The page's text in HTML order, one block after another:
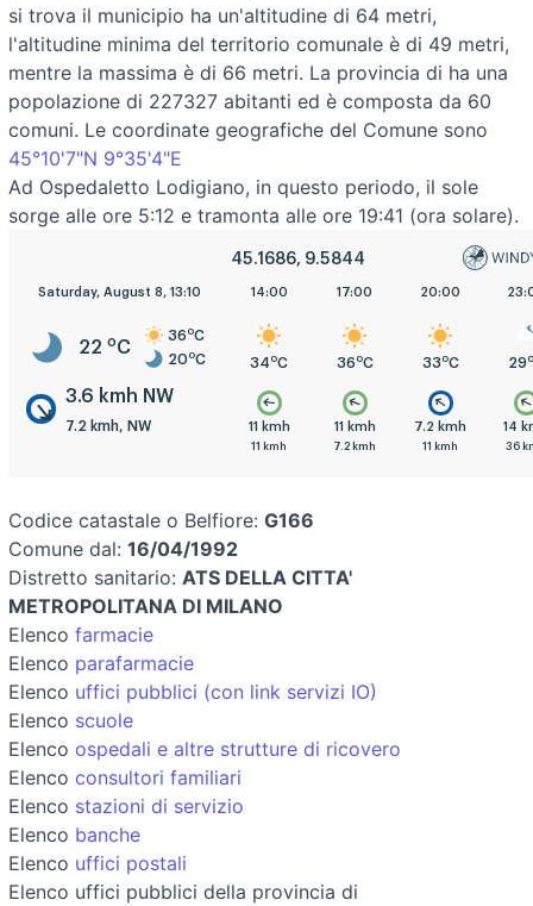
si trova il municipio ha un'altitudine di 64 metri,
l'altitudine minima del territorio comunale è di 49 metri,
mentre la massima è di 66 metri. La provincia di ha una
popolazione di 227327 abitanti ed è composta da 60
comuni. Le coordinate geografiche del Comune sono
45°10'7"N 9°35'4"E
Ad Ospedaletto Lodigiano, in questo periodo, il sole
sorge alle ore 5:12 e tramonta alle ore 19:41 (ora solare).
45.1686, 9.5844
Saturday, August 8, 13:10
22 oC
36 oC
20oC
3.6 kmh NW
7.2 kmh, NW
kmh
8:00
14 kmh
11:00
29oC
14:00
34 oC
11 kmh
11 kmh
17:00
36 oC
11 kmh
7.2 kmh
20:00
33 oC
7.2 kmh
11 kmh
29o
14
36
Codice catastale o Belfiore: G166
Comune dal: 16/04/1992
Distretto sanitario: ATS DELLA CITTA'
METROPOLITANA DI MILANO
Elenco farmacie
Elenco parafarmacie
Elenco uffici pubblici (con link servizi IO)
Elenco scuole
Elenco ospedali e altre strutture di ricovero
Elenco consultori familiari
Elenco stazioni di servizio
Elenco banche
Elenco uffici postali
Elenco uffici pubblici della provincia di